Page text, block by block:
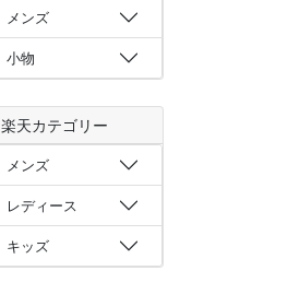
メンズ
小物
楽天カテゴリー
メンズ
レディース
キッズ